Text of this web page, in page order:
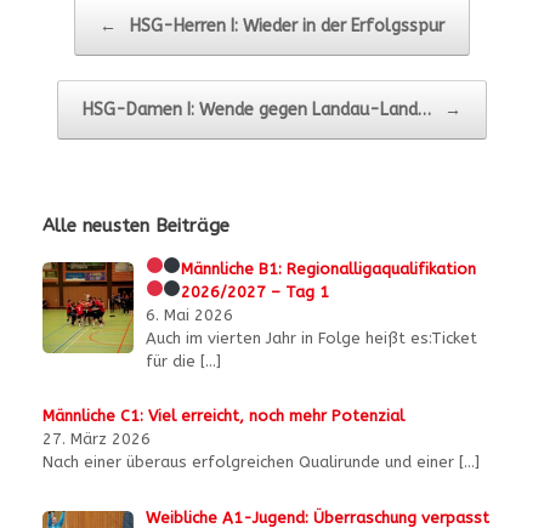
← HSG-Herren I: Wieder in der Erfolgsspur
HSG-Damen I: Wende gegen Landau-Land… →
Alle neusten Beiträge
Männliche B1:Regionalligaqualifikation
2026/2027 – Tag 1
6. Mai 2026
Auch im vierten Jahr in Folge heißt es:Ticket
für die […]
Männliche C1: Viel erreicht, noch mehr Potenzial
27. März 2026
Nach einer überaus erfolgreichen Qualirunde und einer […]
Weibliche A1-Jugend: Überraschung verpasst